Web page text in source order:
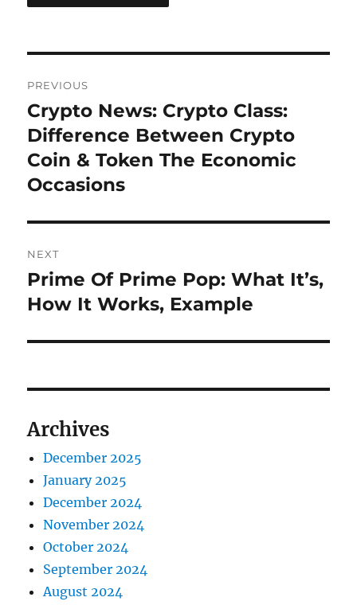
navigation
PREVIOUS
Previous
post:
Crypto News: Crypto Class:
Difference Between Crypto
Coin & Token The Economic
Occasions
NEXT
Next
post:
Prime Of Prime Pop: What It’s,
How It Works, Example
Archives
December 2025
January 2025
December 2024
November 2024
October 2024
September 2024
August 2024